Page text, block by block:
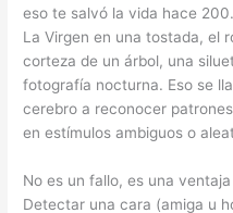
eso te salvó la vida hace
La Virgen en una tostada, el
corteza de un árbol, una
fotografía nocturna. Eso se
cerebro a reconocer
en estímulos ambiguos o
No es un fallo, es una
Detectar una cara (amiga u